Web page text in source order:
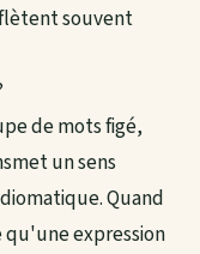
souvent
de mots figé,
un sens
Quand
qu'une expression